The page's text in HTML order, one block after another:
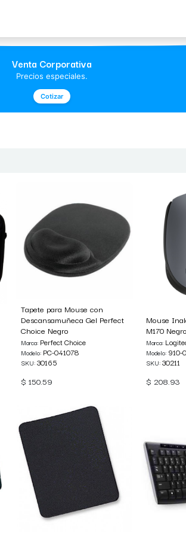
Venta Corporativa
Precios especiales.
Cotizar
Tapete para Mouse con
Descansamuñeca Gel Perfect
Choice Negro
Marca: Perfect Choice
Modelo: PC-041078
SKU:30165
$ 150.59
Mouse
M170 Negro
Marca:
Modelo: 910-
SKU:30211
$ 208.93